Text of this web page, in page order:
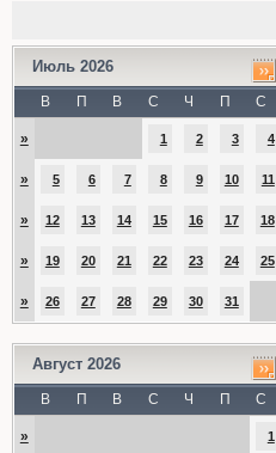
Июль 2026
В П В С Ч П С
» 1 2 3 4
» 5 6 7 8 9 10 11
» 12 13 14 15 16 17 18
» 19 20 21 22 23 24 25
» 26 27 28 29 30 31
Август 2026
В П В С Ч П С
» 1